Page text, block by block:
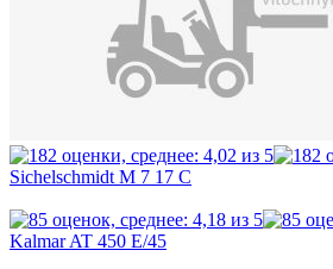
Sichelschmidt M 7 17 C
Kalmar AT 450 E/45